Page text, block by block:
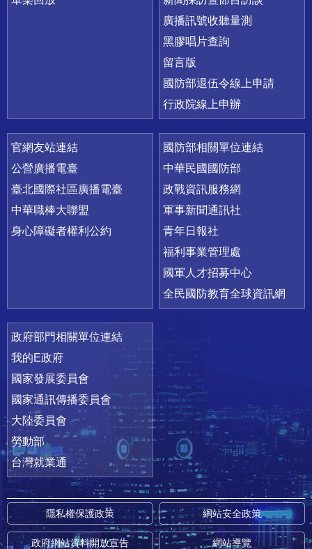
廣播訊號收聽量測
黑膠唱片查詢
留言版
國防部退伍令線上申請
行政院線上申辦
官網友站連結
公營廣播電臺
臺北國際社區廣播電臺
中華職棒大聯盟
身心障礙者權利公約
國防部相關單位連結
中華民國國防部
政戰資訊服務網
軍事新聞通訊社
青年日報社
福利事業管理處
國軍人才招募中心
全民國防教育全球資訊網
政府部門相關單位連結
我的E政府
國家發展委員會
國家通訊傳播委員會
大陸委員會
勞動部
台灣就業通
隱私權保護政策 網站安全政策
政府網站資料開放宣告 網站導覽